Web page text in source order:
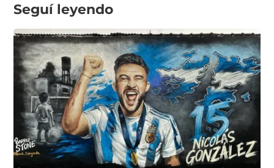
Seguí leyendo